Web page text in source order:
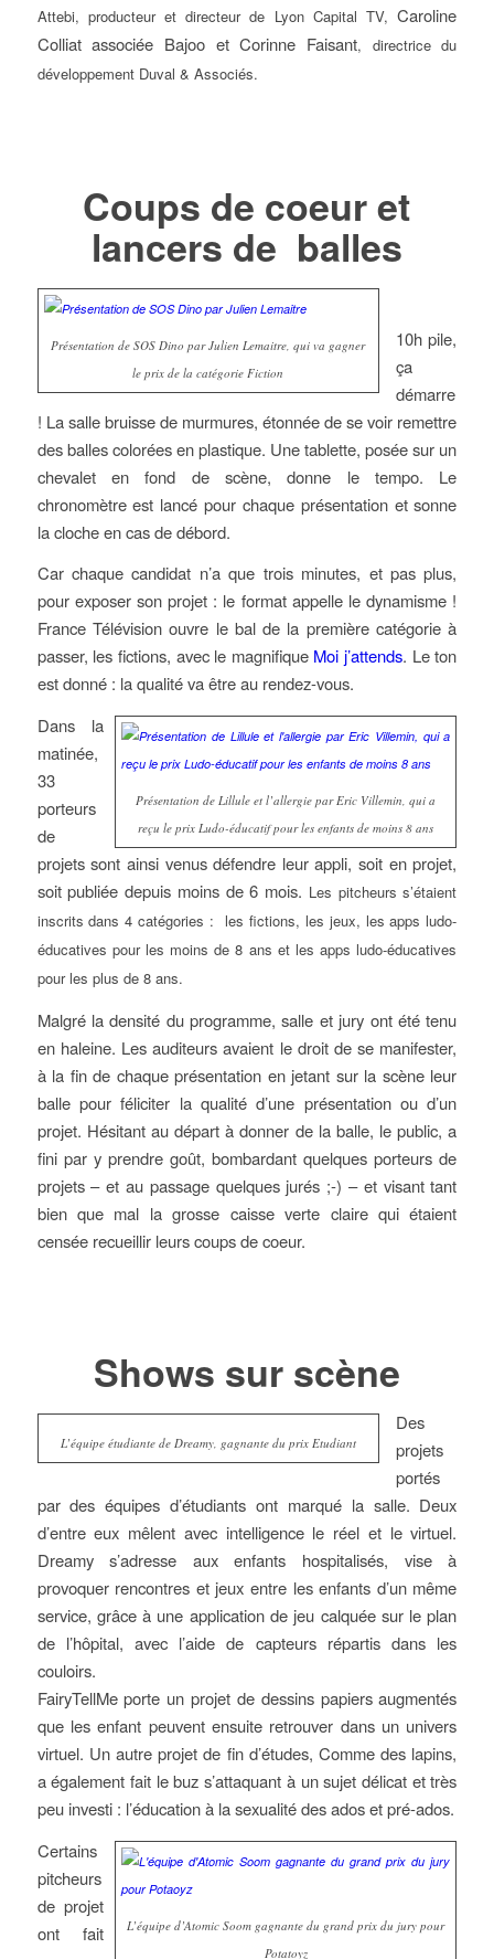
Attebi, producteur et directeur de Lyon Capital TV,Caroline
Colliat associée Bajoo etCorinne Faisant, directrice du
développement Duval & Associés.
Coups de coeur et
lancers de balles
Présentation de SOS Dino par Julien Lemaitre, qui va gagner
le prix de la catégorie Fiction
10h pile,
ça
démarre
! La salle bruisse de murmures, étonnée de se voir remettre
des balles colorées en plastique. Une tablette, posée sur un
chevalet en fond de scène, donne le tempo. Le
chronomètre est lancé pour chaque présentation et sonne
la cloche en cas de débord.
Car chaque candidat n’a que trois minutes, et pas plus,
pour exposer son projet : le format appelle le dynamisme !
France Télévision ouvre le bal de la première catégorie à
passer, les fictions, avec le magnifique Moi j’attends. Le ton
est donné : la qualité va être au rendez-vous.
Présentation de Lillule et l’allergie par Eric Villemin, qui a
reçu le prix Ludo-éducatif pour les enfants de moins 8 ans
Dans la
matinée,
33
porteurs
de
projets sont ainsi venus défendre leur appli, soit en projet,
soit publiée depuis moins de 6 mois. Les pitcheurs s’étaient
inscrits dans 4 catégories : les fictions, les jeux, les apps ludo-
éducatives pour les moins de 8 ans et les apps ludo-éducatives
pour les plus de 8 ans.
Malgré la densité du programme, salle et jury ont été tenu
en haleine. Les auditeurs avaient le droit de se manifester,
à la fin de chaque présentation en jetant sur la scène leur
balle pour féliciter la qualité d’une présentation ou d’un
projet. Hésitant au départ à donner de la balle, le public, a
fini par y prendre goût, bombardant quelques porteurs de
projets – et au passage quelques jurés ;-) – et visant tant
bien que mal la grosse caisse verte claire qui étaient
censée recueillir leurs coups de coeur.
Shows sur scène
L’équipe étudiante de Dreamy, gagnante du prix Etudiant
Des
projets
portés
par des équipes d’étudiants ont marqué la salle. Deux
d’entre eux mêlent avec intelligence le réel et le virtuel.
Dreamy s’adresse aux enfants hospitalisés, vise à
provoquer rencontres et jeux entre les enfants d’un même
service, grâce à une application de jeu calquée sur le plan
de l’hôpital, avec l’aide de capteurs répartis dans les
couloirs.
FairyTellMe porte un projet de dessins papiers augmentés
que les enfant peuvent ensuite retrouver dans un univers
virtuel. Un autre projet de fin d’études, Comme des lapins,
a également fait le buz s’attaquant à un sujet délicat et très
peu investi : l’éducation à la sexualité des ados et pré-ados.
L’équipe d’Atomic Soom gagnante du grand prix du jury pour
Potatoyz
Certains
pitcheurs
de projet
ont fait